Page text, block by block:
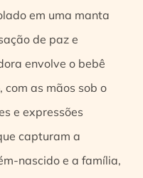
em uma manta
de paz e
envolve o bebê
as mãos sob o
e expressões
capturam a
nascido e a família,